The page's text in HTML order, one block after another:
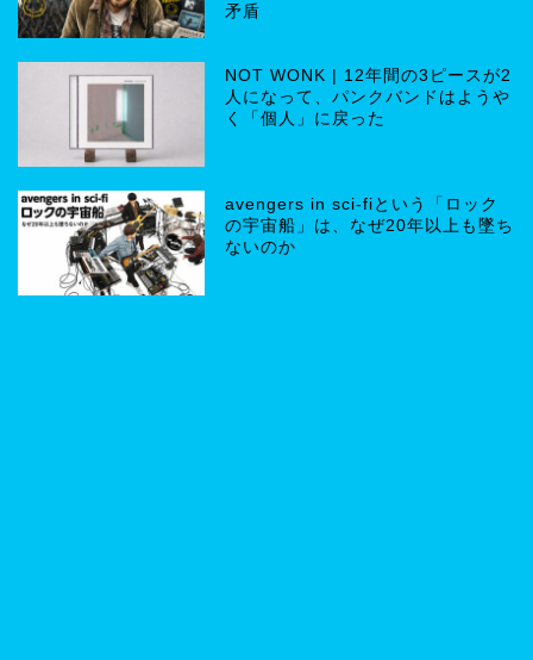
矛盾
NOT WONK | 12年間の3ピースが2
人になって、パンクバンドはようや
く「個人」に戻った
avengers in sci-fiという「ロック
の宇宙船」は、なぜ20年以上も墜ち
ないのか